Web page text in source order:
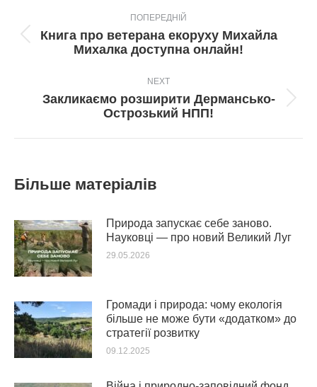
navigation
ПОПЕРЕДНІЙ
Попередній
пост:
Книга про ветерана екоруху Михайла
Михалка доступна онлайн!
NEXT
Next
post:
Закликаємо розширити Дермансько-
Острозький НПП!
Більше матеріалів
Природа запускає себе заново.
Науковці — про новий Великий Луг
29.05.2026
Громади і природа: чому екологія
більше не може бути «додатком» до
стратегії розвитку
09.12.2025